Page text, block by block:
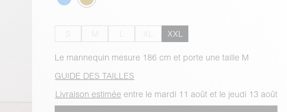
XXL
Le mannequin mesure 186 cm et porte une taille M
GUIDE DES TAILLES
Livraison estimée entre le mardi 11 août et le jeudi 13 août